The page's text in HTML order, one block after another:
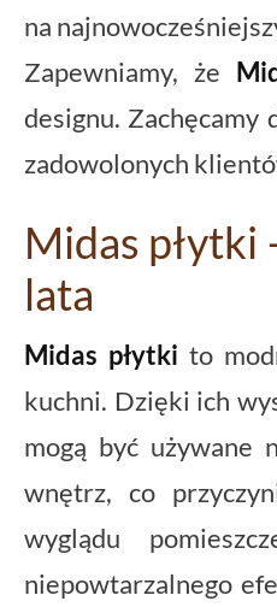
na
Zapewniamy, że
designu. Zachęcamy
zadowolonych
Midas płytki
lata
Midas płytki to
kuchni. Dzięki ich
mogą być używane
wnętrz, co
wyglądu
niepowtarzalnego